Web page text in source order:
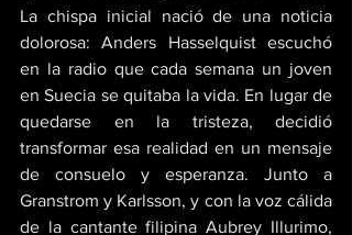
La chispa inicial nació de una noticia
dolorosa: Anders Hasselquist escuchó
en la radio que cada semana un joven
en Suecia se quitaba la vida. En lugar de
quedarse en la tristeza, decidió
transformar esa realidad en un mensaje
de consuelo y esperanza. Junto a
Granstrom y Karlsson, y con la voz cálida
de la cantante filipina Aubrey Illurimo,